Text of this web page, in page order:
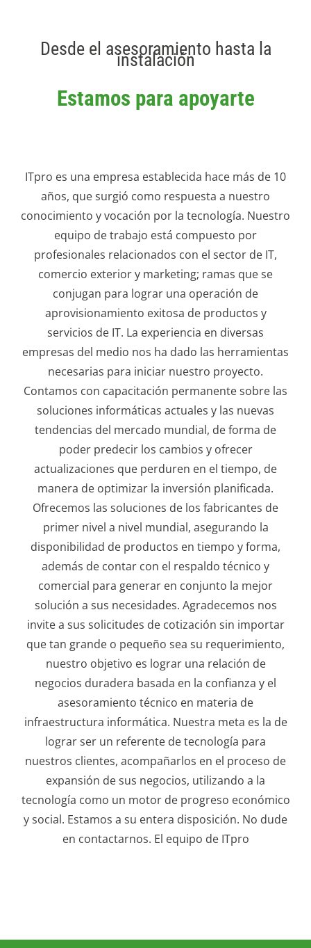
Desde el asesoramiento hasta la
instalación
Estamos para apoyarte
ITpro es una empresa establecida hace más de 10
años, que surgió como respuesta a nuestro
conocimiento y vocación por la tecnología. Nuestro
equipo de trabajo está compuesto por
profesionales relacionados con el sector de IT,
comercio exterior y marketing; ramas que se
conjugan para lograr una operación de
aprovisionamiento exitosa de productos y
servicios de IT. La experiencia en diversas
empresas del medio nos ha dado las herramientas
necesarias para iniciar nuestro proyecto.
Contamos con capacitación permanente sobre las
soluciones informáticas actuales y las nuevas
tendencias del mercado mundial, de forma de
poder predecir los cambios y ofrecer
actualizaciones que perduren en el tiempo, de
manera de optimizar la inversión planificada.
Ofrecemos las soluciones de los fabricantes de
primer nivel a nivel mundial, asegurando la
disponibilidad de productos en tiempo y forma,
además de contar con el respaldo técnico y
comercial para generar en conjunto la mejor
solución a sus necesidades. Agradecemos nos
invite a sus solicitudes de cotización sin importar
que tan grande o pequeño sea su requerimiento,
nuestro objetivo es lograr una relación de
negocios duradera basada en la confianza y el
asesoramiento técnico en materia de
infraestructura informática. Nuestra meta es la de
lograr ser un referente de tecnología para
nuestros clientes, acompañarlos en el proceso de
expansión de sus negocios, utilizando a la
tecnología como un motor de progreso económico
y social. Estamos a su entera disposición. No dude
en contactarnos. El equipo de ITpro